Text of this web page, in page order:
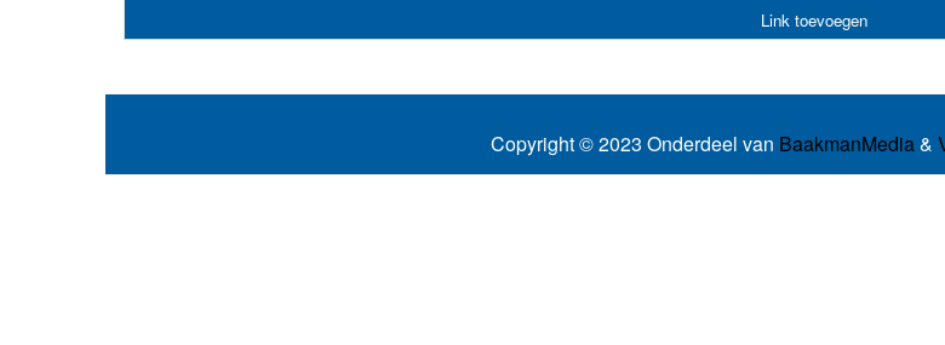
Link toevoegen
Copyright © 2023 Onderdeel van BaakmanMedia&